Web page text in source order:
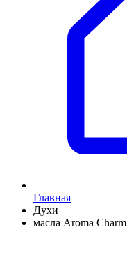
Главная
Духи
масла Aroma Charm